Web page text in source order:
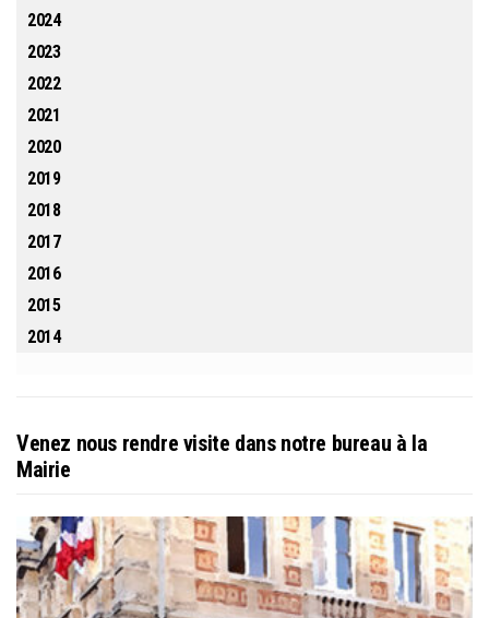
2024
2023
2022
2021
2020
2019
2018
2017
2016
2015
2014
Venez nous rendre visite dans notre bureau à la
Mairie